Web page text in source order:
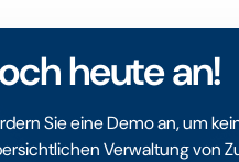
heute an!
Sie eine Demo an, um
Verwaltung von